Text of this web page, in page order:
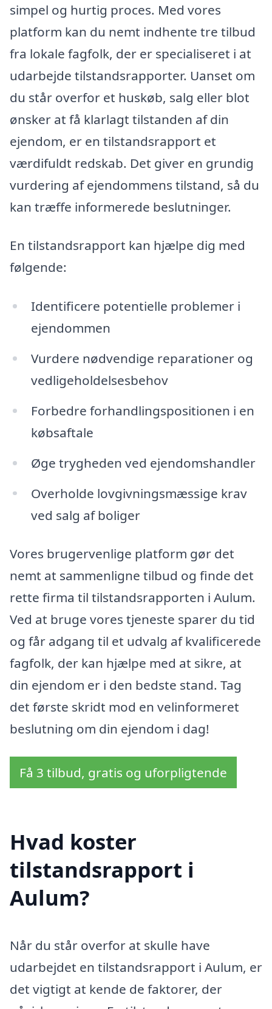
simpel og hurtig proces. Med vores
platform kan du nemt indhente tre tilbud
fra lokale fagfolk, der er specialiseret i at
udarbejde tilstandsrapporter. Uanset om
du står overfor et huskøb, salg eller blot
ønsker at få klarlagt tilstanden af din
ejendom, er en tilstandsrapport et
værdifuldt redskab. Det giver en grundig
vurdering af ejendommens tilstand, så du
kan træffe informerede beslutninger.
En tilstandsrapport kan hjælpe dig med
følgende:
Identificere potentielle problemer i
ejendommen
Vurdere nødvendige reparationer og
vedligeholdelsesbehov
Forbedre forhandlingspositionen i en
købsaftale
Øge trygheden ved ejendomshandler
Overholde lovgivningsmæssige krav
ved salg af boliger
Vores brugervenlige platform gør det
nemt at sammenligne tilbud og finde det
rette firma til tilstandsrapporten i Aulum.
Ved at bruge vores tjeneste sparer du tid
og får adgang til et udvalg af kvalificerede
fagfolk, der kan hjælpe med at sikre, at
din ejendom er i den bedste stand. Tag
det første skridt mod en velinformeret
beslutning om din ejendom i dag!
Få 3 tilbud, gratis og uforpligtende
Hvad koster
tilstandsrapport i
Aulum?
Når du står overfor at skulle have
udarbejdet en tilstandsrapport i Aulum, er
det vigtigt at kende de faktorer, der